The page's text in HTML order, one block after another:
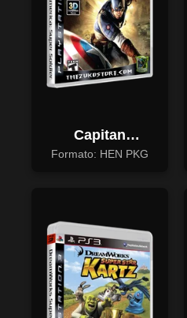
Capitan
America: Super
Formato: HEN PKG